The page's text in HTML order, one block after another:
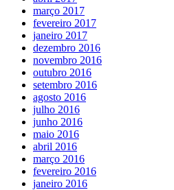
março 2017
fevereiro 2017
janeiro 2017
dezembro 2016
novembro 2016
outubro 2016
setembro 2016
agosto 2016
julho 2016
junho 2016
maio 2016
abril 2016
março 2016
fevereiro 2016
janeiro 2016